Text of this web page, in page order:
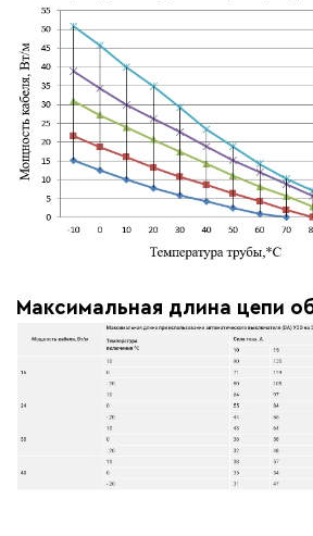
Максимальная длина цепи